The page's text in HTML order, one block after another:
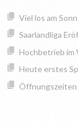
springen
zum
Inhalt
Viel los am
Saarlandliga
Hochbetrieb im
Heute erstes
Öffnungszeiten